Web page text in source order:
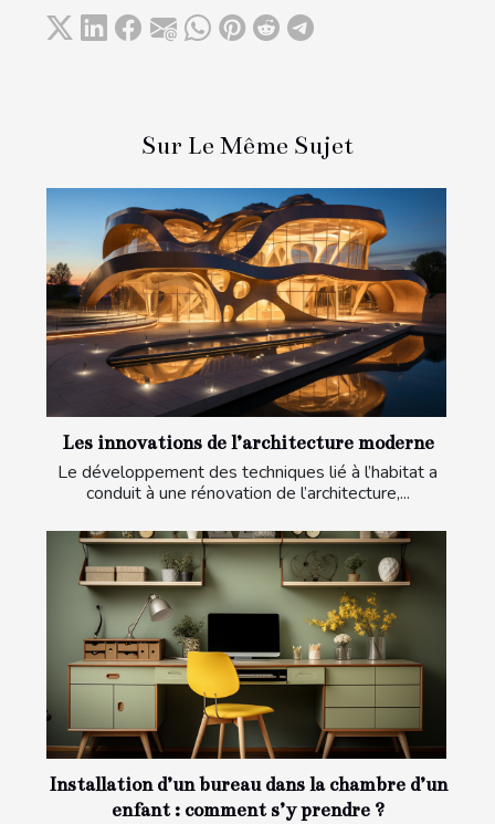
Sur Le Même Sujet
Les innovations de l’architecture moderne
Le développement des techniques lié à l’habitat a
conduit à une rénovation de l’architecture,...
Installation d’un bureau dans la chambre d’un
enfant : comment s’y prendre ?